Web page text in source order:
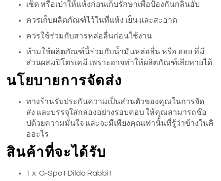
เช็ด หรือเป่าให้แห้งก่อนเก็บรักษาเพื่อป้องกันกลิ่นอับ
ควรเก็บผลิตภัณฑ์ไว้ในที่แห้ง เย็น และสะอาด
ควรใช้ร่วมกับสารหล่อลื่นก่อนใช้งาน
ห้ามใช้ผลิตภัณฑ์นี้ร่วมกับน้ำมันหล่อลื่น หรือ ออย ที่มี
ส่วนผสมปิโตรเคมี เพราะอาจทำให้ผลิตภัณฑ์เสียหายได้
นโยบายการจัดส่ง
ทางร้านรับประกันความเป็นส่วนตัวของคุณในการจัด
ส่ง และบรรจุใส่กล่องอย่างรอบคอบ ให้คุณสามารถช๊อ
ปด้วยความมั่นใจ และจะมีเพียงคุณเท่านั้นที่รู้ว่าข้างในคิ
ออะไร
สินค้าที่จะได้รับ
1 x G-Spot Dildo Rabbit